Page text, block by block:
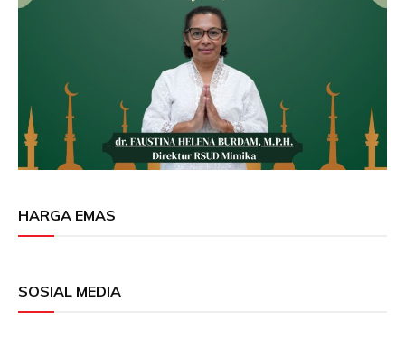
HARGA EMAS
SOSIAL MEDIA